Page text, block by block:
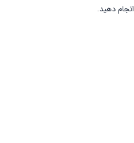
دهید.